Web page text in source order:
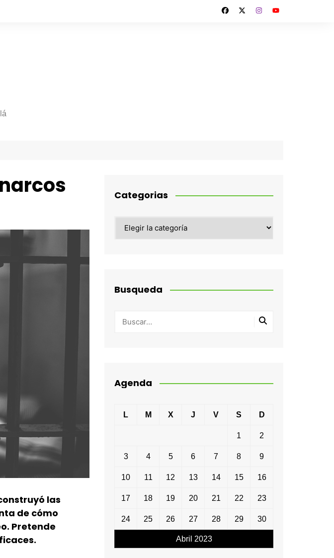
las
de cómo
Pretende
Categorias
Busqueda
Agenda
Abril 2023
L M X J V S D
1 2
3 4 5 6 7 8 9
10 11 12 13 14 15 16
17 18 19 20 21 22 23
24 25 26 27 28 29 30